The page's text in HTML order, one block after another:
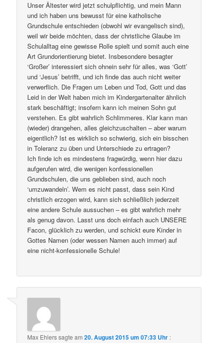
Unser Ältester wird jetzt schulpflichtig, und mein Mann
und ich haben uns bewusst für eine katholische
Grundschule entschieden (obwohl wir evangelisch sind),
weil wir beide möchten, dass der christliche Glaube im
Schulalltag eine gewisse Rolle spielt und somit auch eine
Art Grundorientierung bietet. Insbesondere besagter
‘Großer’ interessiert sich ohnein sehr für alles, was ‘Gott’
und ‘Jesus’ betrifft, und ich finde das auch nicht weiter
verwerflich. Die Fragen um Leben und Tod, Gott und das
Leid in der Welt haben mich im Kindergartenalter ähnlich
stark beschäftigt; insofern kann ich meinen Sohn gut
verstehen. Es gibt wahrlich Schlimmeres. Klar kann man
(wieder) drangehen, alles gleichzuschalten – aber warum
eigentlich? Ist es wirklich so schwierig, sich ein bisschen
in Toleranz zu üben und Unterschiede zu ertragen?
Ich finde ich es mindestens fragwürdig, wenn hier dazu
aufgerufen wird, die wenigen konfessionellen
Grundschulen, die uns geblieben sind, auch noch
‘umzuwandeln’. Wem es nicht passt, dass sein Kind
christlich erzogen wird, kann sich schließlich jederzeit
eine andere Schule aussuchen – es gibt wahrlich mehr
als genug davon. Lasst uns doch einfach auch UNSERE
Facon, glücklich zu werden, und schickt eure Kinder in
Gottes Namen (oder wessen Namen auch immer) auf
eine nicht-konfessionelle Schule!
Max Ehlerssagte am20. August 2015 um 07:33 Uhr :